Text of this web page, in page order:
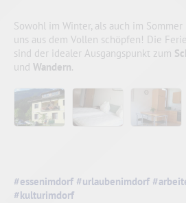
Sowohl im Winter, als auch im
uns aus dem Vollen schöpfen! Die
sind der idealer Ausgangspunkt zum
und Wandern.
#essenimdorf #urlaubenimdorf
#kulturimdorf